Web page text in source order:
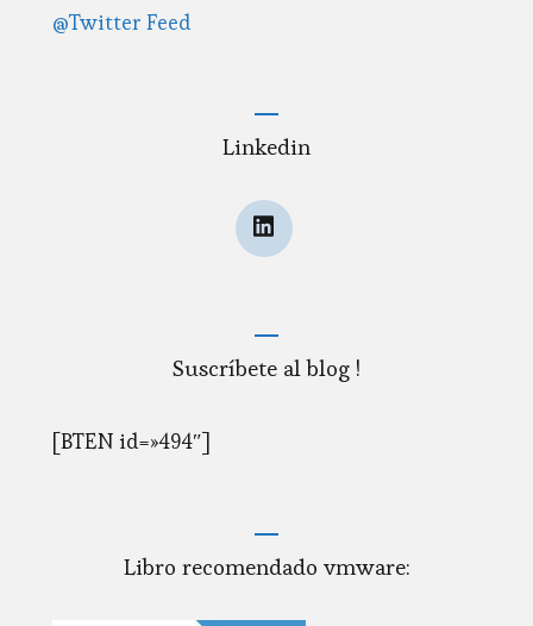
@Twitter Feed
Linkedin
Suscríbete al blog !
[BTEN id=»494″]
Libro recomendado vmware: